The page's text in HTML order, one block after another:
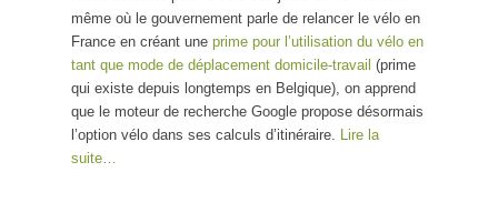
même où le gouvernement parle de relancer le vélo en
France en créant une prime pour l’utilisation du vélo en
tant que mode de déplacement domicile-travail (prime
qui existe depuis longtemps en Belgique), on apprend
que le moteur de recherche Google propose désormais
l’option vélo dans ses calculs d’itinéraire. Lire la
suite…